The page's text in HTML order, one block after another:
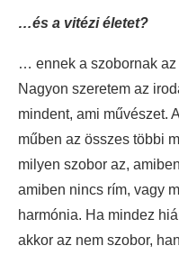
…és a vitézi életet?
… ennek a szobornak az
Nagyon szeretem az
mindent, ami művészet.
műben az összes többi
milyen szobor az,
amiben nincs rím, vagy
harmónia. Ha mindez
akkor az nem szobor,